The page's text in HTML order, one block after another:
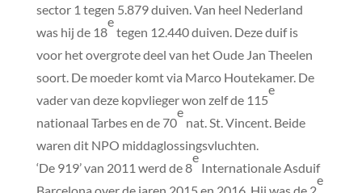
sector 1 tegen 5.879 duiven. Van heel Nederland
was hij de 18
e
tegen 12.440 duiven. Deze duif is
voor het overgrote deel van het Oude Jan Theelen
soort. De moeder komt via Marco Houtekamer. De
vader van deze kopvlieger won zelf de 115
e
nationaal Tarbes en de 70
e
nat. St. Vincent. Beide
waren dit NPO middaglossingsvluchten.
‘De 919’ van 2011 werd de 8
e
Internationale Asduif
e